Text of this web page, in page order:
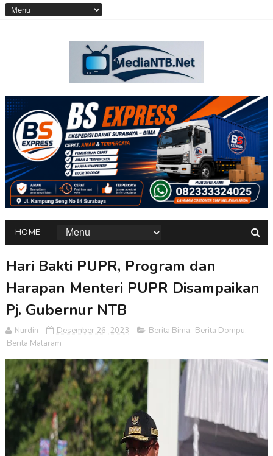
HOME
Hari Bakti PUPR, Program dan
Harapan Menteri PUPR Disampaikan
Pj. Gubernur NTB
Nurdin Desember 26, 2023 Berita Bima, Berita Dompu,
Berita Mataram